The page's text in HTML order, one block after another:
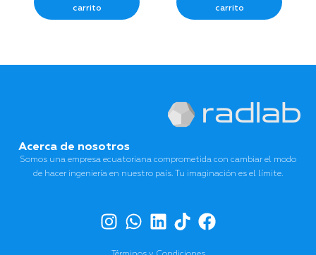
carrito
carrito
Acerca de nosotros
Somos una empresa ecuatoriana comprometida con cambiar el modo
de hacer ingeniería en nuestro país. Tu imaginación es el límite.